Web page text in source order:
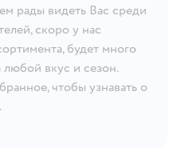
рады видеть Вас среди
скоро у нас
будет много
вкус и сезон.
чтобы узнавать о